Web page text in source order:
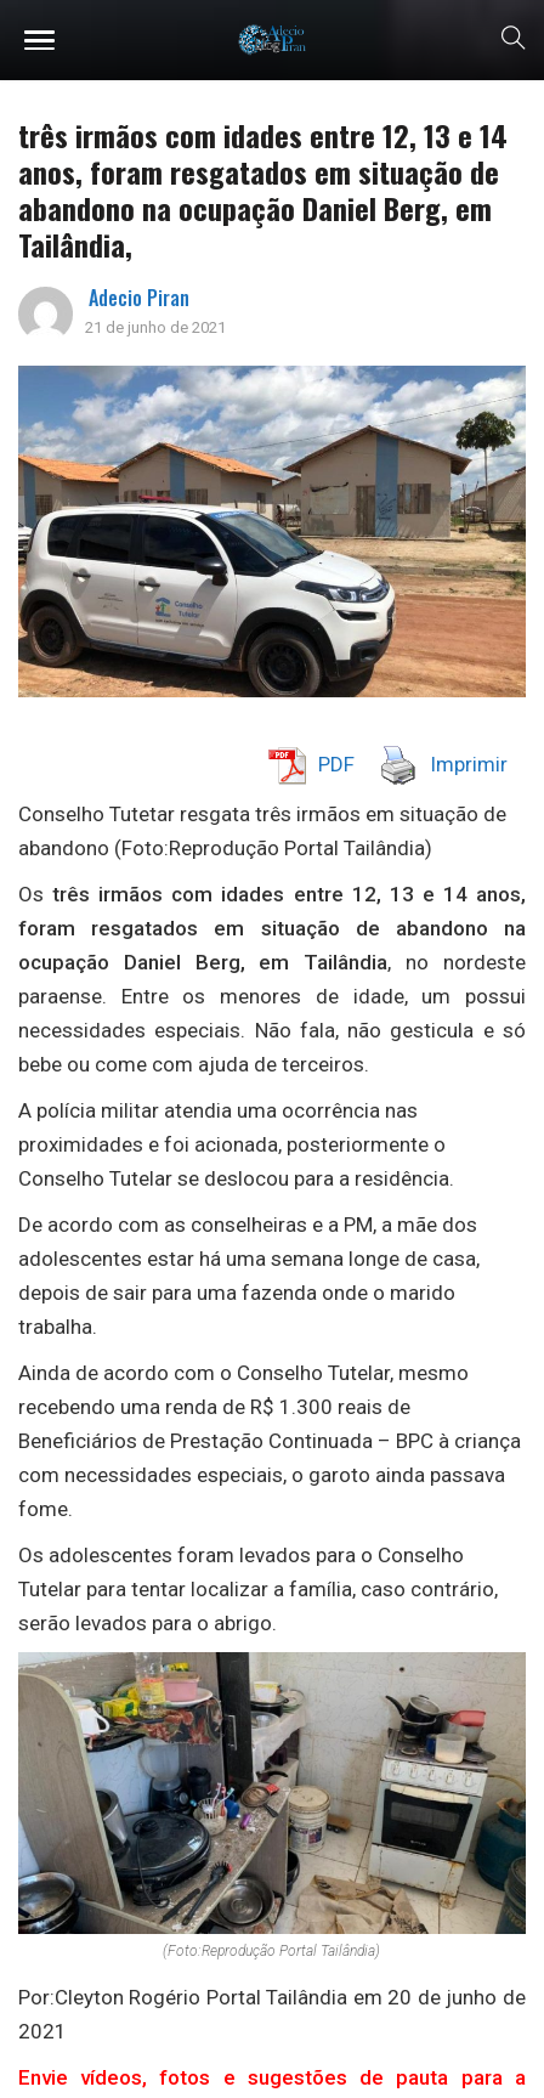
três irmãos com idades entre 12, 13 e 14
anos, foram resgatados em situação de
abandono na ocupação Daniel Berg, em
Tailândia,
Adecio Piran
21 de junho de 2021
PDF Imprimir
Conselho Tutetar resgata três irmãos em situação de
abandono (Foto:Reprodução Portal Tailândia)
Ostrês irmãos com idades entre 12, 13 e 14 anos,
foram resgatados em situação de abandono na
ocupação Daniel Berg, em Tailândia, no nordeste
paraense. Entre os menores de idade, um possui
necessidades especiais. Não fala, não gesticula e só
bebe ou come com ajuda de terceiros.
A polícia militar atendia uma ocorrência nas
proximidades e foi acionada, posteriormente o
Conselho Tutelar se deslocou para a residência.
De acordo com as conselheiras e a PM, a mãe dos
adolescentes estar há uma semana longe de casa,
depois de sair para uma fazenda onde o marido
trabalha.
Ainda de acordo com o Conselho Tutelar, mesmo
recebendo uma renda de R$ 1.300 reais de
Beneficiários de Prestação Continuada – BPC à criança
com necessidades especiais, o garoto ainda passava
fome.
Os adolescentes foram levados para o Conselho
Tutelar para tentar localizar a família, caso contrário,
serão levados para o abrigo.
(Foto:Reprodução Portal Tailândia)
Por:Cleyton Rogério Portal Tailândia em 20 de junho de
2021
Envie vídeos, fotos e sugestões de pauta para a